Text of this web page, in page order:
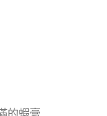
的蝦膏….